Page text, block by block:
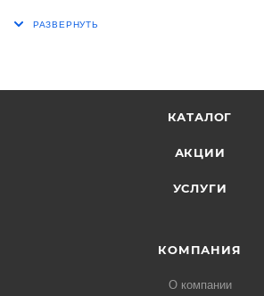
КАТАЛОГ
АКЦИИ
УСЛУГИ
КОМПАНИЯ
О компании